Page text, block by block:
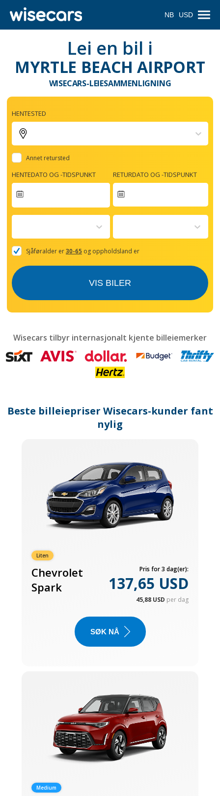
NB USD
Lei en bil i
MYRTLE BEACH AIRPORT
WISECARS-LEIESAMMENLIGNING
HENTESTED
Annet retursted
HENTEDATO OG -TIDSPUNKT
forward
with
the
and
mark
to
get
changing
RETURDATO OG -TIDSPUNKT
Sjåføralder er30-65 og oppholdsland er
VIS BILER
Wisecars tilbyr internasjonalt kjente billeiemerker
Beste billeiepriser Wisecars-kunder fant
nylig
Liten
Chevrolet
Spark
Pris for 3 dag(er):
137,65 USD
45,88 USD per dag
SØK NÅ
Medium